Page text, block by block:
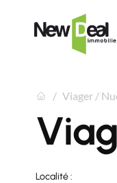
Viager /
Localité :